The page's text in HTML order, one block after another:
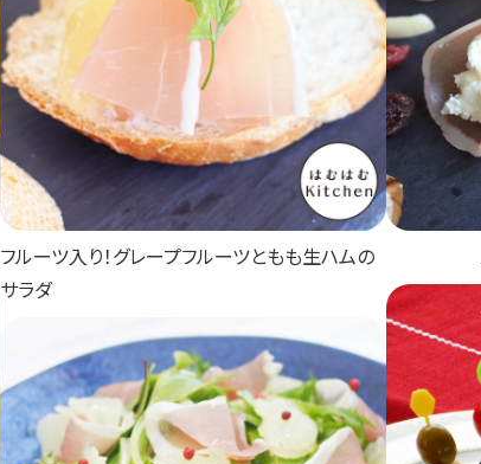
フルーツ入り！グレープフルーツともも生ハムの
サラダ